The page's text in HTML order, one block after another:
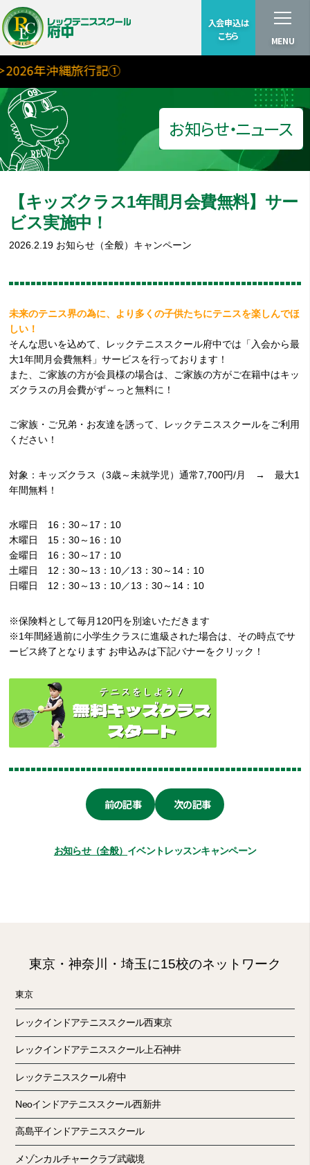
入会申込は
こちら
MENU
年沖縄旅行記①
お知らせ・ニュース
【キッズクラス1年間月会費無料】サー
ビス実施中！
2026.2.19 お知らせ（全般） キャンペーン
未来のテニス界の為に、より多くの子供たちにテニスを楽しんでほ
しい！
そんな思いを込めて、レックテニススクール府中では「入会から最
大1年間月会費無料」サービスを行っております！
また、ご家族の方が会員様の場合は、ご家族の方がご在籍中はキッ
ズクラスの月会費がず～っと無料に！
ご家族・ご兄弟・お友達を誘って、レックテニススクールをご利用
ください！
対象：キッズクラス（3歳～未就学児）通常7,700円/月 → 最大1
年間無料！
水曜日 16：30～17：10
木曜日 15：30～16：10
金曜日 16：30～17：10
土曜日 12：30～13：10／13：30～14：10
日曜日 12：30～13：10／13：30～14：10
※保険料として毎月120円を別途いただきます
※1年間経過前に小学生クラスに進級された場合は、その時点でサ
ービス終了となります お申込みは下記バナーをクリック！
前の記事 次の記事
お知らせ（全般） イベントレッスンキャンペーン
東京・神奈川・埼玉に15校のネットワーク
東京
レックインドアテニススクール西東京
レックインドアテニススクール上石神井
レックテニススクール府中
Neoインドアテニススクール西新井
高島平インドアテニススクール
メゾンカルチャークラブ武蔵境